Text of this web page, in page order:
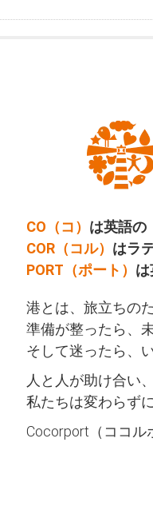
CO（コ） は英語の
COR（コル） はラ
PORT（ポート） は
港とは、旅立ちの
準備が整ったら、
そして迷ったら、
人と人が助け合い
私たちは変わらず
Cocorport（ココル